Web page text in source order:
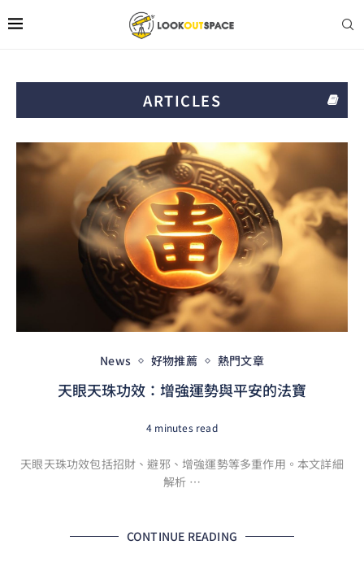
ARTICLES
News 好物推薦 熱門文章
天眼天珠功效：增強運勢與平安的法寶
4 minutes read
天眼天珠功效包括招財、避邪、增強運勢等多重作用。本文詳細
解析 …
CONTINUE READING